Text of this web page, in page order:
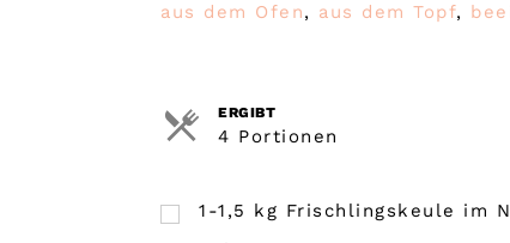
aus dem Ofen, aus dem Topf,
ERGIBT
4 Portionen
1-1,5 kg Frischlingskeule im